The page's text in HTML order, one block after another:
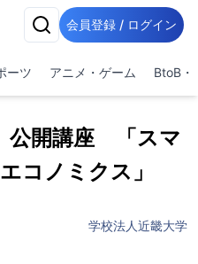
会員登録 / ログイン
ーツ アニメ・ゲーム BtoB・
公開講座 「スマ
コノミクス」
学校法人近畿大学